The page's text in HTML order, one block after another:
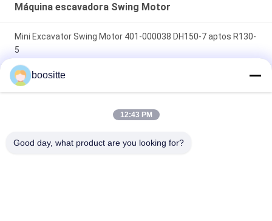
Máquina escavadora Swing Motor
Mini Excavator Swing Motor 401-000038 DH150-7 aptos R130-
5
JMF151 máquina escavadora Slew Motor, motor do balanço
de R220-5 R225-7 Hyundai
Massacrou a máquina escavadora Swing Motor M5X180 da
SK350-8
boositte
12:43 PM
Good day, what product are you looking for?